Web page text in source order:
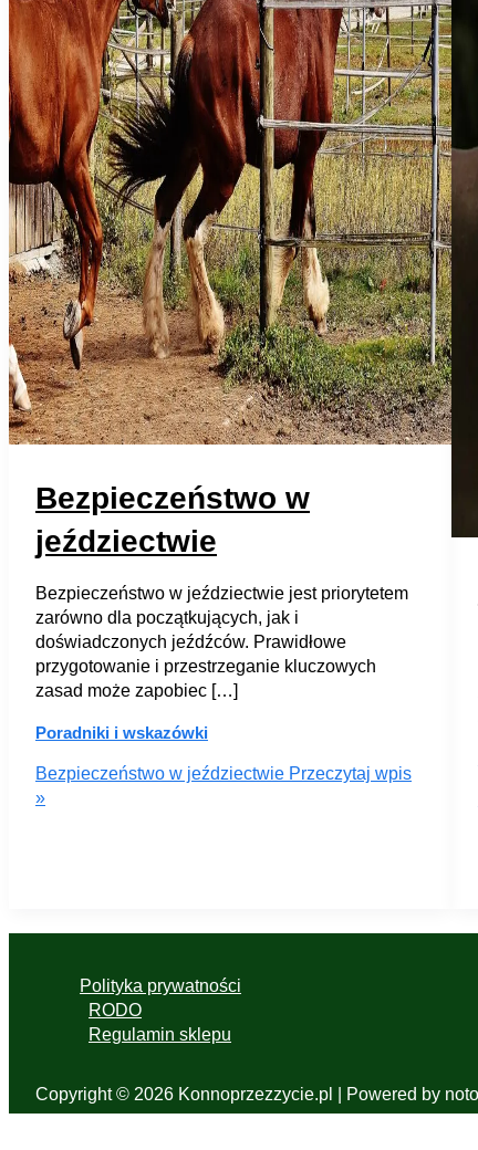
Bezpieczeństwo w
jeździectwie
Bezpieczeństwo w jeździectwie jest priorytetem
zarówno dla początkujących, jak i
doświadczonych jeźdźców. Prawidłowe
przygotowanie i przestrzeganie kluczowych
zasad może zapobiec […]
Poradniki i wskazówki
Bezpieczeństwo w jeździectwie Przeczytaj wpis
»
Polityka prywatności
RODO
Regulamin sklepu
Copyright © 2026 Konnoprzezzycie.pl | Powered by